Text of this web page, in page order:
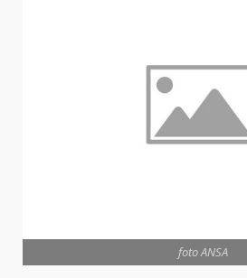
foto ANSA